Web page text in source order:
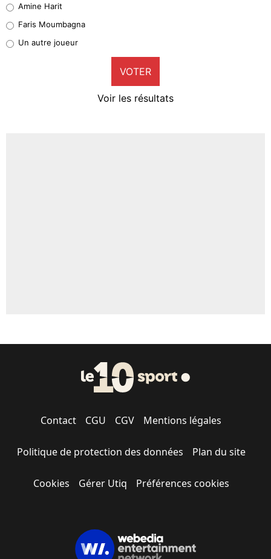
1%
9%
Amine Harit
Faris Moumbagna
Un autre joueur
VOTER
Voir les résultats
Contact CGU CGV Mentions légales
Politique de protection des données Plan du site
Cookies Gérer Utiq Préférences cookies